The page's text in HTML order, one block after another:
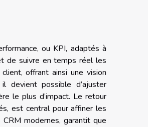
ou KPI, adaptés à
de suivre en temps réel les
offrant ainsi une vision
devient possible d’ajuster
le plus d’impact. Le retour
est central pour affiner les
modernes, garantit que